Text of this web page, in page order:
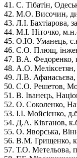
41. С. Тібатін,
42. М.О. Височин,
43. Л.І. Бахтіарова,
44. М.І. Ніточко,
45. О.Ю. Уманець,
46. С.О. Плющ,
47. В.А. Федоренко,
48. А.О. Меліксетян,
49. Л.В. Афанасьєва,
50. С.О. Решетов,
51. В. Іванець,
52. О. Соколенко,
53. І.І. Мойсієнко,
54. Д.А. Ківганов,
55. О. Яворська,
56. В.М. Грищенко,
57. Т.О. Метельова,